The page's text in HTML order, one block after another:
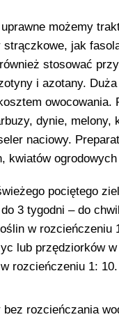
możemy
jak
stosować przy
i azotany.
owocowania.
dynie, melony,
naciowy.
kwiatów
pociętego
3 tygodni – do
w
lub przędziorków
rozcieńczeniu 1: 10.
rozcieńczania